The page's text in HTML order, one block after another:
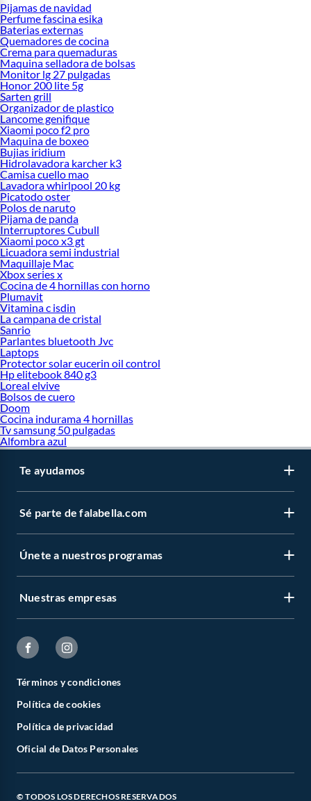
Pijamas de navidad
Perfume fascina esika
Baterias externas
Quemadores de cocina
Crema para quemaduras
Maquina selladora de bolsas
Monitor lg 27 pulgadas
Honor 200 lite 5g
Sarten grill
Organizador de plastico
Lancome genifique
Xiaomi poco f2 pro
Maquina de boxeo
Bujias iridium
Hidrolavadora karcher k3
Camisa cuello mao
Lavadora whirlpool 20 kg
Picatodo oster
Polos de naruto
Pijama de panda
Interruptores Cubull
Xiaomi poco x3 gt
Licuadora semi industrial
Maquillaje Mac
Xbox series x
Cocina de 4 hornillas con horno
Plumavit
Vitamina c isdin
La campana de cristal
Sanrio
Parlantes bluetooth Jvc
Laptops
Protector solar eucerin oil control
Hp elitebook 840 g3
Loreal elvive
Bolsos de cuero
Doom
Cocina indurama 4 hornillas
Tv samsung 50 pulgadas
Alfombra azul
Te ayudamos
Sé parte de falabella.com
Únete a nuestros programas
Nuestras empresas
Términos y condiciones
Política de cookies
Política de privacidad
Oficial de Datos Personales
© TODOS LOS DERECHOS RESERVADOS